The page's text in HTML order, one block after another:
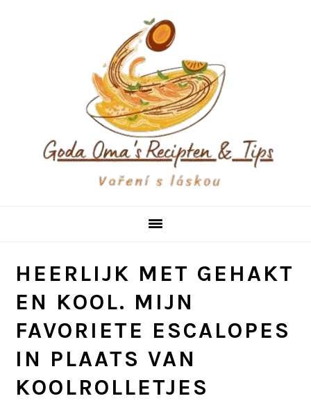
HEERLIJK MET GEHAKT
EN KOOL. MIJN
FAVORIETE ESCALOPES
IN PLAATS VAN
KOOLROLLETJES